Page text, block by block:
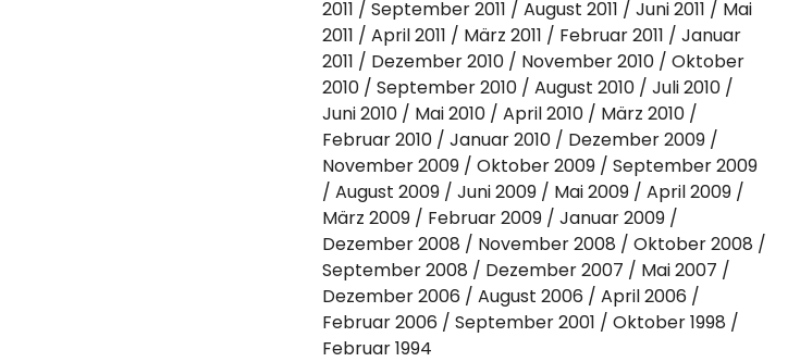
2011
September 2011 August 2011 Juni 2011
Mai
2011
April 2011 März 2011 Februar 2011
Januar
2011
Dezember 2010 November 2010
Oktober
2010
September 2010 August 2010
Juli 2010
Juni 2010
Mai 2010 April 2010
März 2010
Februar 2010
Januar 2010
Dezember 2009
November 2009
Oktober 2009
September 2009
August 2009
Juni 2009 Mai 2009
April 2009
März 2009
Februar 2009
Januar 2009
Dezember 2008
November 2008
Oktober 2008
September 2008
Dezember 2007
Mai 2007
Dezember 2006
August 2006
April 2006
Februar 2006
September 2001
Oktober 1998
Februar 1994